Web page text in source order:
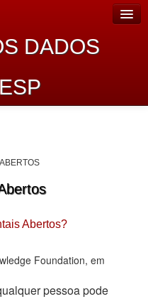
DADOS
Abertos?
Foundation, em
pessoa pode